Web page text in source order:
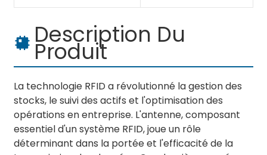
Description Du
Produit
La technologie RFID a révolutionné la gestion des
stocks, le suivi des actifs et l'optimisation des
opérations en entreprise. L'antenne, composant
essentiel d'un système RFID, joue un rôle
déterminant dans la portée et l'efficacité de la